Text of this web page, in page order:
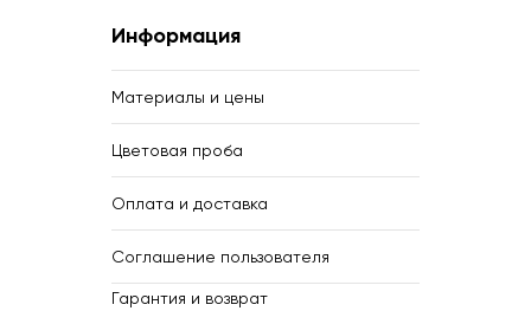
Информация
Материалы и цены
Цветовая проба
Оплата и доставка
Соглашение пользователя
Гарантия и возврат